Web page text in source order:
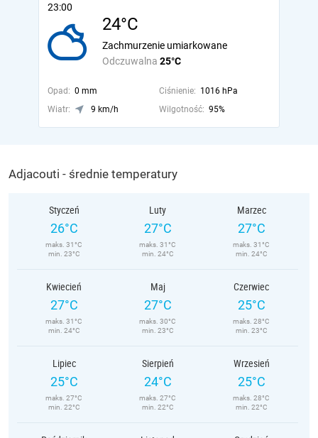
23:00
24°C
Odczuwalna 25°C
Zachmurzenie umiarkowane
Opad: 0 mm Ciśnienie: 1016 hPa
Wiatr:
9 km/h Wilgotność: 95%
Adjacouti - średnie temperatury
Styczeń
26°C
maks. 31°C
min. 23°C
Luty
27°C
maks. 31°C
min. 24°C
Marzec
27°C
maks. 31°C
min. 24°C
Kwiecień
27°C
maks. 31°C
min. 24°C
Maj
27°C
maks. 30°C
min. 23°C
Czerwiec
25°C
maks. 28°C
min. 23°C
Lipiec
25°C
maks. 27°C
min. 22°C
Sierpień
24°C
maks. 27°C
min. 22°C
Wrzesień
25°C
maks. 28°C
min. 22°C